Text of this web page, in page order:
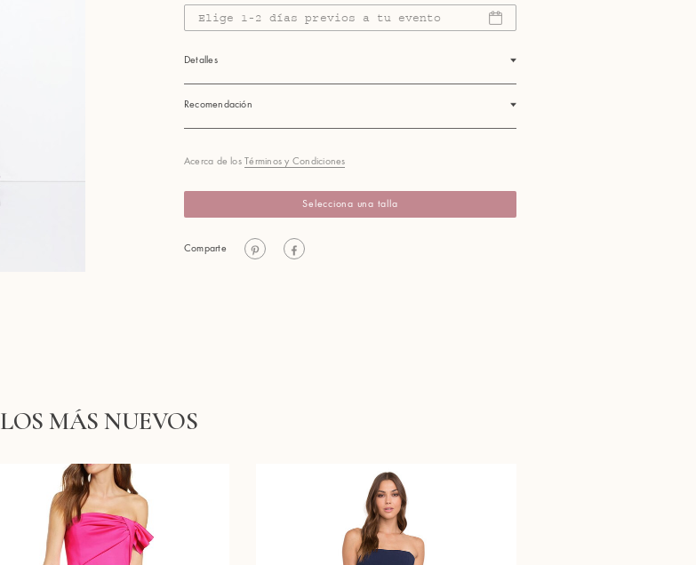
Elige 1-2 días previos a tu evento
Detalles
Recomendación
Acerca de losTérminos y Condiciones
Selecciona una talla
Comparte
LOS MÁS NUEVOS